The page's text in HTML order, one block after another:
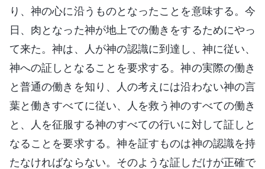
り、神の心に沿うものとなったことを意味する。今
日、肉となった神が地上での働きをするためにやっ
て来た。神は、人が神の認識に到達し、神に従い、
神への証しとなることを要求する。神の実際の働き
と普通の働きを知り、人の考えには沿わない神の言
葉と働きすべてに従い、人を救う神のすべての働き
と、人を征服する神のすべての行いに対して証しと
なることを要求する。神を証すものは神の認識を持
たなければならない。そのような証しだけが正確で